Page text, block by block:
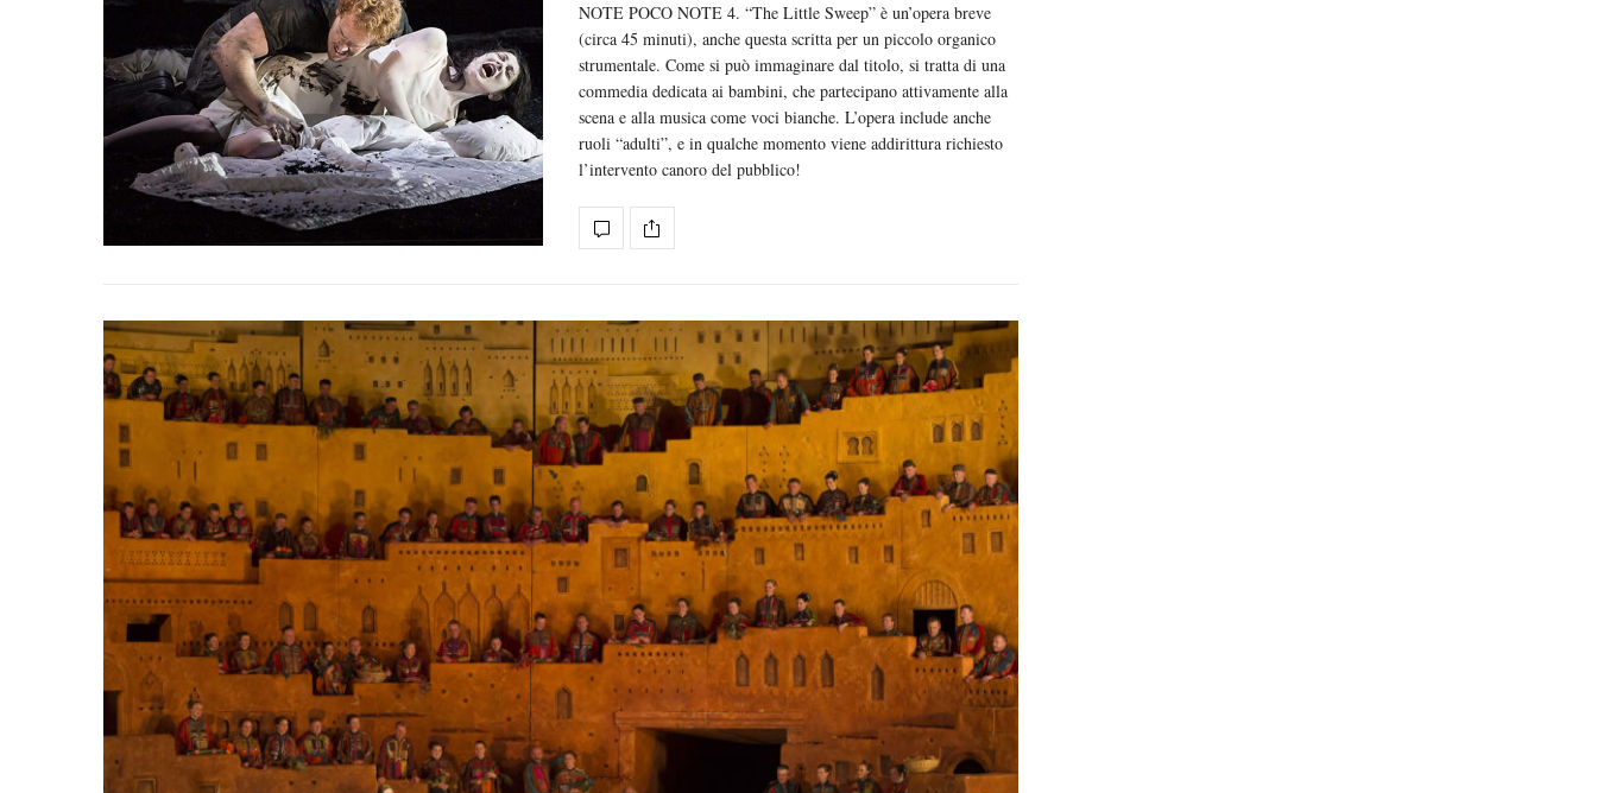
NOTE POCO NOTE 4. “The Little Sweep” è un’opera breve
(circa 45 minuti), anche questa scritta per un piccolo organico
strumentale. Come si può immaginare dal titolo, si tratta di una
commedia dedicata ai bambini, che partecipano attivamente alla
scena e alla musica come voci bianche. L’opera include anche
ruoli “adulti”, e in qualche momento viene addirittura richiesto
l’intervento canoro del pubblico!